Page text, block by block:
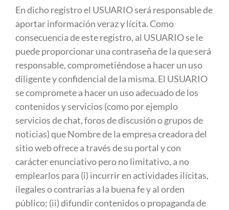
En dicho registro el USUARIO será responsable de
aportar información veraz y lícita. Como
consecuencia de este registro, al USUARIO se le
puede proporcionar una contraseña de la que será
responsable, comprometiéndose a hacer un uso
diligente y confidencial de la misma. El USUARIO
se compromete a hacer un uso adecuado de los
contenidos y servicios (como por ejemplo
servicios de chat, foros de discusión o grupos de
noticias) que Nombre de la empresa creadora del
sitio web ofrece a través de su portal y con
carácter enunciativo pero no limitativo, a no
emplearlos para (i) incurrir en actividades ilícitas,
ilegales o contrarias a la buena fe y al orden
público; (ii) difundir contenidos o propaganda de